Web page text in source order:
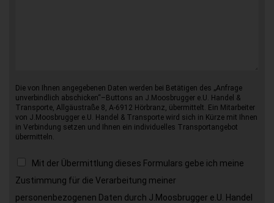
Die von Ihnen angegebenen Daten werden bei Betätigen des „Anfrage
unverbindlich abschicken“–Buttons an J.Moosbrugger e.U. Handel &
Transporte, Allgäustraße 8, A-6912 Hörbranz, übermittelt. Ein Mitarbeiter
von J.Moosbrugger e.U. Handel & Transporte wird sich in Kürze mit Ihnen
in Verbindung setzen und Ihnen ein individuelles Transportangebot
übermitteln.
Mit der Übermittlung dieses Formulars gebe ich meine
Zustimmung für die Verarbeitung meiner
personenbezogenen Daten durch J.Moosbrugger e.U. Handel